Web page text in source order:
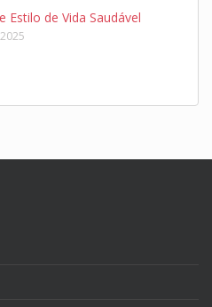
Estilo de Vida Saudável